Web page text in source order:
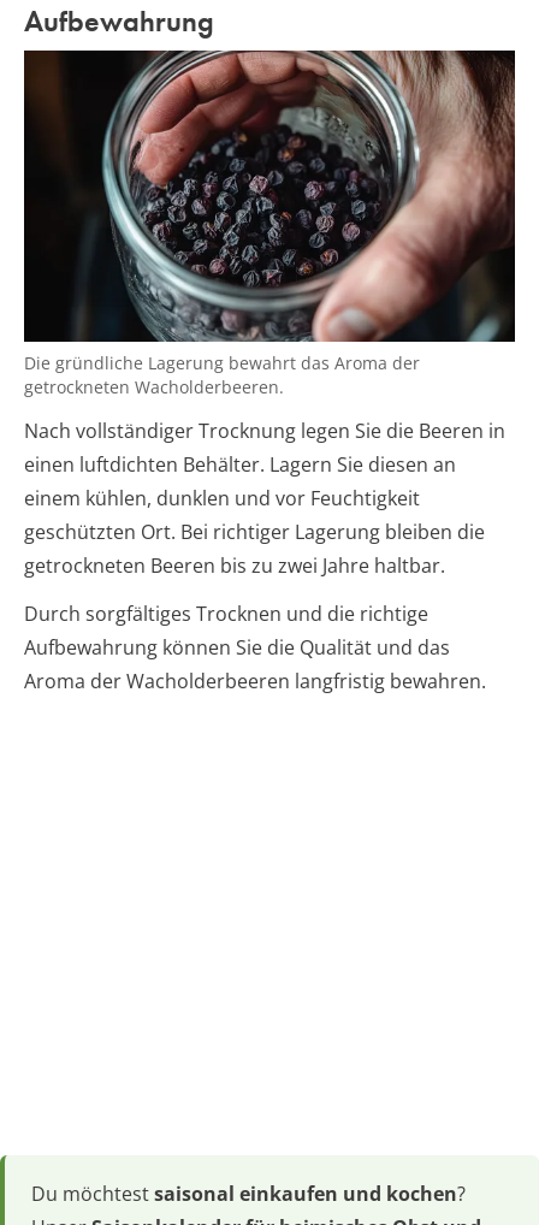
Aufbewahrung
Die gründliche Lagerung bewahrt das Aroma der
getrockneten Wacholderbeeren.
Nach vollständiger Trocknung legen Sie die Beeren in
einen luftdichten Behälter. Lagern Sie diesen an
einem kühlen, dunklen und vor Feuchtigkeit
geschützten Ort. Bei richtiger Lagerung bleiben die
getrockneten Beeren bis zu zwei Jahre haltbar.
Durch sorgfältiges Trocknen und die richtige
Aufbewahrung können Sie die Qualität und das
Aroma der Wacholderbeeren langfristig bewahren.
Du möchtestsaisonal einkaufen und kochen?